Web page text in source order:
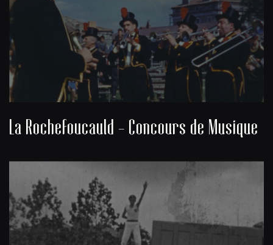
La Rochefoucauld - Concours de Musique